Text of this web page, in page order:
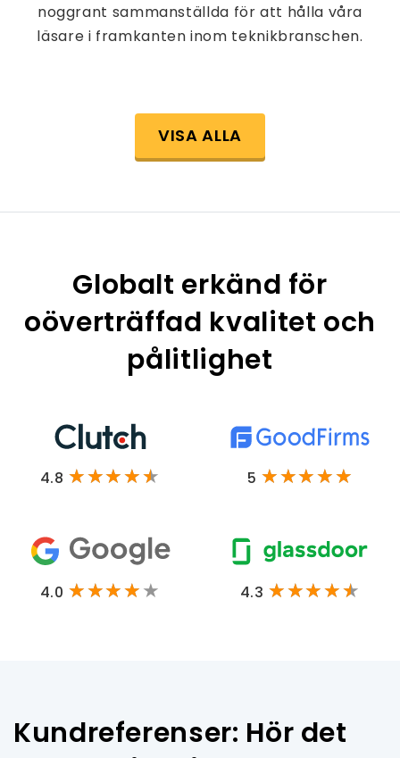
noggrant sammanställda för att hålla våra
läsare i framkanten inom teknikbranschen.
VISA ALLA
Globalt erkänd för
oöverträffad kvalitet och
pålitlighet
4.8 5
4.0 4.3
Kundreferenser: Hör det